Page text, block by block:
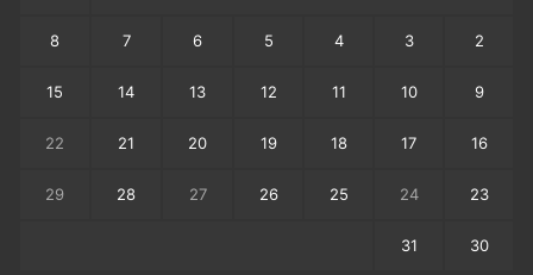
2
3
4
5
6
7
8
9
10
11
12
13
14
15
16
17
18
19
20
21
22
23
24
25
26
27
28
29
30
31